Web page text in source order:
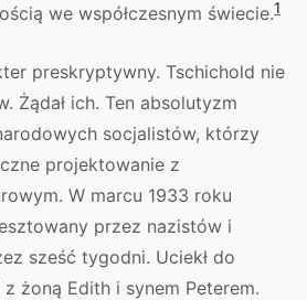
we współczesnym świecie.1
preskryptywny. Tschichold nie
Żądał ich. Ten absolutyzm
socjalistów, którzy
projektowanie z
W marcu 1933 roku
przez nazistów i
sześć tygodni. Uciekł do
żoną Edith i synem Peterem.